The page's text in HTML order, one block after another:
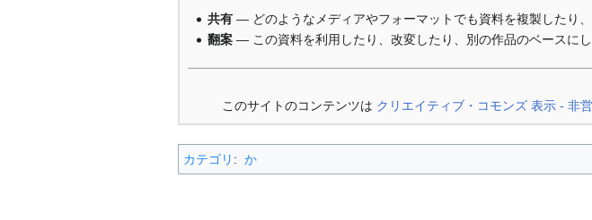
共有 — どのようなメディアやフォーマットでも資料を複製したり、
翻案 — この資料を利用したり、改変したり、別の作品のベースにし
このサイトのコンテンツは クリエイティブ・コモンズ 表示 - 非
カテゴリ : か